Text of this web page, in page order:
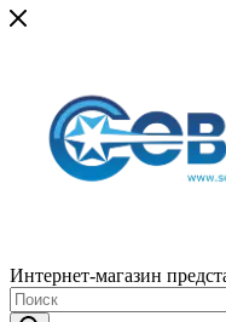
Интернет-магазин